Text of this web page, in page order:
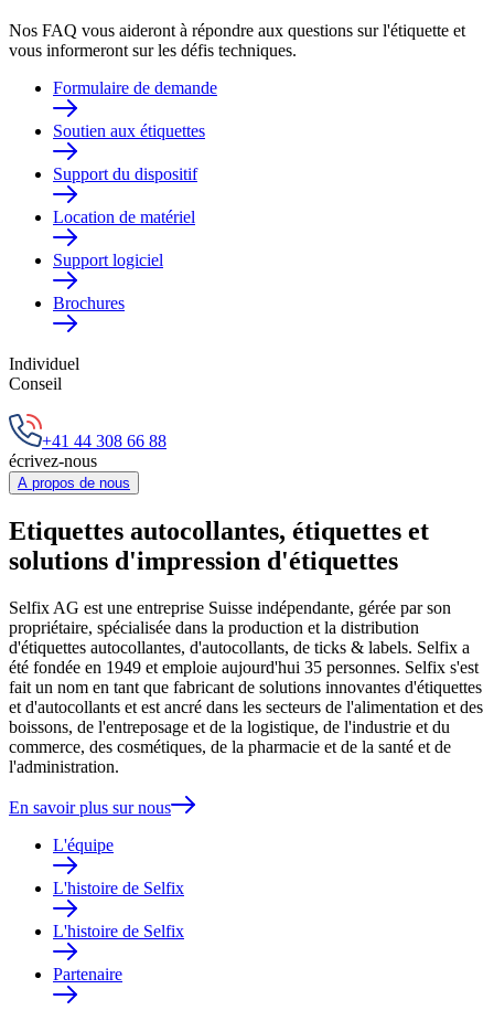
Nos FAQ vous aideront à répondre aux questions sur l'étiquette et
vous informeront sur les défis techniques.
Formulaire de demande
Soutien aux étiquettes
Support du dispositif
Location de matériel
Support logiciel
Brochures
Individuel
Conseil
+41 44 308 66 88
écrivez-nous
A propos de nous
Etiquettes autocollantes, étiquettes et
solutions d'impression d'étiquettes
Selfix AG est une entreprise Suisse indépendante, gérée par son
propriétaire, spécialisée dans la production et la distribution
d'étiquettes autocollantes, d'autocollants, de ticks & labels. Selfix a
été fondée en 1949 et emploie aujourd'hui 35 personnes. Selfix s'est
fait un nom en tant que fabricant de solutions innovantes d'étiquettes
et d'autocollants et est ancré dans les secteurs de l'alimentation et des
boissons, de l'entreposage et de la logistique, de l'industrie et du
commerce, des cosmétiques, de la pharmacie et de la santé et de
l'administration.
En savoir plus sur nous
L'équipe
L'histoire de Selfix
L'histoire de Selfix
Partenaire